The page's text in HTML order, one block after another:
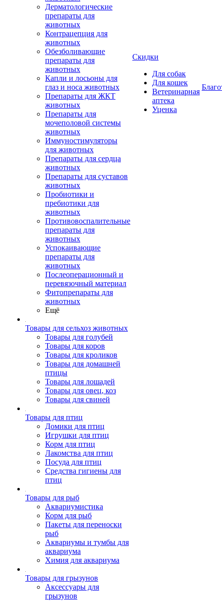
Дерматологические
препараты для
животных
Контрацепция для
животных
Обезболивающие
препараты для
животных
Капли и лосьоны для
глаз и носа животных
Препараты для ЖКТ
животных
Препараты для
мочеполовой системы
животных
Иммуностимуляторы
для животных
Препараты для сердца
животных
Препараты для суставов
животных
Пробиотики и
пребиотики для
животных
Противовоспалительные
препараты для
животных
Успокаивающие
препараты для
животных
Послеоперационный и
перевязочный материал
Фитопрепараты для
животных
Ещё
Товары для сельхоз животных
Товары для голубей
Товары для коров
Товары для кроликов
Товары для домашней
птицы
Товары для лошадей
Товары для овец, коз
Товары для свиней
Товары для птиц
Домики для птиц
Игрушки для птиц
Корм для птиц
Лакомства для птиц
Посуда для птиц
Средства гигиены для
птиц
Товары для рыб
Аквариумистика
Корм для рыб
Пакеты для переноски
рыб
Аквариумы и тумбы для
аквариума
Химия для аквариума
Товары для грызунов
Аксессуары для
грызунов
Скидки
Для собак
Для кошек
Ветеринарная
аптека
Уценка